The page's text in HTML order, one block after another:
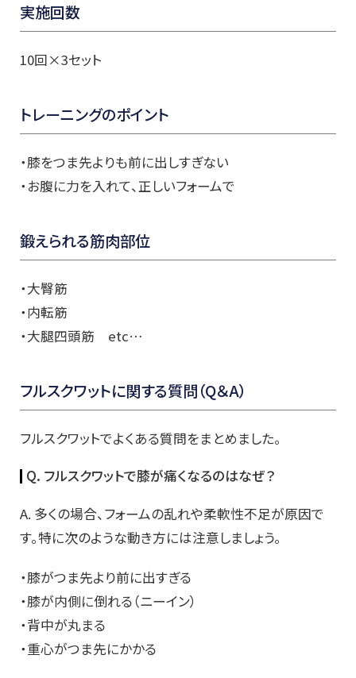
実施回数
10回×3セット
トレーニングのポイント
・膝をつま先よりも前に出しすぎない
・お腹に力を入れて、正しいフォームで
鍛えられる筋肉部位
・大臀筋
・内転筋
・大腿四頭筋 etc…
フルスクワットに関する質問（Q＆A）
フルスクワットでよくある質問をまとめました。
Q. フルスクワットで膝が痛くなるのはなぜ？
A. 多くの場合、フォームの乱れや柔軟性不足が原因で
す。特に次のような動き方には注意しましょう。
・膝がつま先より前に出すぎる
・膝が内側に倒れる（ニーイン）
・背中が丸まる
・重心がつま先にかかる